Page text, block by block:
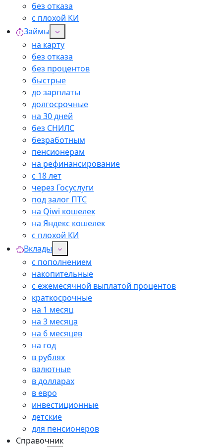
без отказа
с плохой КИ
Займы
на карту
без отказа
без процентов
быстрые
до зарплаты
долгосрочные
на 30 дней
без СНИЛС
безработным
пенсионерам
на рефинансирование
с 18 лет
через Госуслуги
под залог ПТС
на Qiwi кошелек
на Яндекс кошелек
с плохой КИ
Вклады
с пополнением
накопительные
с ежемесячной выплатой процентов
краткосрочные
на 1 месяц
на 3 месяца
на 6 месяцев
на год
в рублях
валютные
в долларах
в евро
инвестиционные
детские
для пенсионеров
Справочник